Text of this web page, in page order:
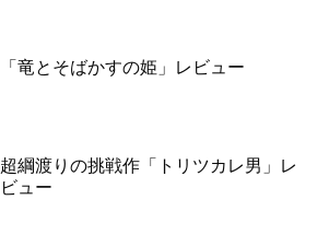
「竜とそばかすの姫」レビュー
超綱渡りの挑戦作「トリツカレ男」レ
ビュー